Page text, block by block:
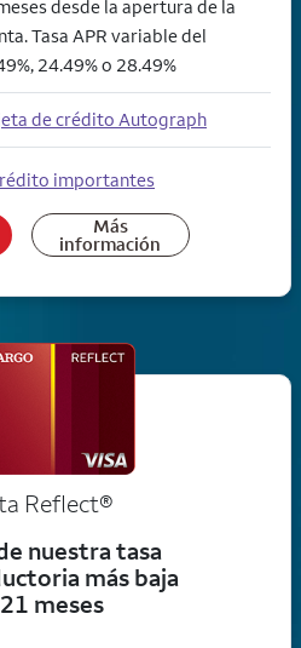
desde la apertura de la
Tasa APR variable del
24.49% o 28.49%
de crédito Autograph
importantes
Más
información
Reflect®
nuestra tasa
más baja
meses